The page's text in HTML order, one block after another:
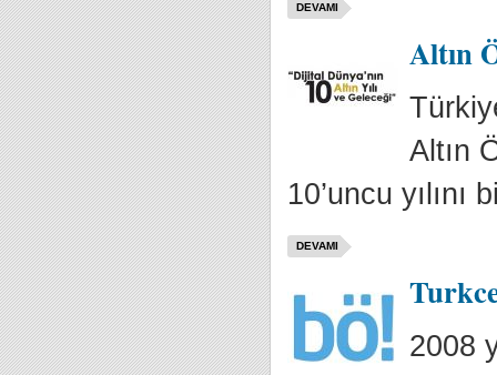
DEVAMI
Altın
Altın
10’uncu yılını
DEVAMI
2008